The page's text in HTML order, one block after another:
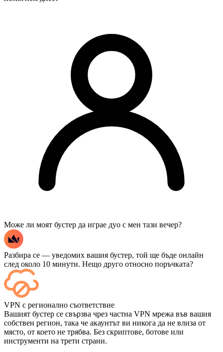
Може ли моят бустер да играе дуо с мен тази вечер?
Разбира се — уведомих вашия бустер, той ще бъде онлайн
след около 10 минути. Нещо друго относно поръчката?
Да — всеки мач се появява във вашето табло веднага след
приключването му, а ако искате да гледате самите игри,
добавете „Стрийминг“ при плащане.
VPN с регионално съответствие
Вашият бустер се свързва чрез частна VPN мрежа във вашия
собствен регион, така че акаунтът ви никога да не влиза от
място, от което не трябва. Без скриптове, ботове или
инструменти на трети страни.